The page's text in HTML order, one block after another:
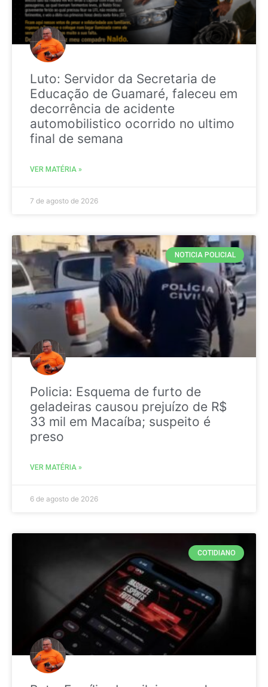
Luto: Servidor da Secretaria de
Educação de Guamaré, faleceu em
decorrência de acidente
automobilistico ocorrido no ultimo
final de semana
VER MATÉRIA »
7 de agosto de 2026
NOTICIA POLICIAL
Policia: Esquema de furto de
geladeiras causou prejuízo de R$
33 mil em Macaíba; suspeito é
preso
VER MATÉRIA »
6 de agosto de 2026
COTIDIANO